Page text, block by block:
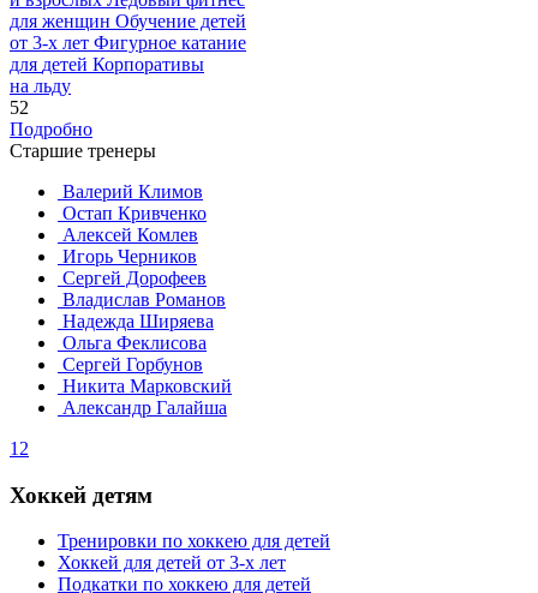
для женщин Обучение детей
от 3-х лет Фигурное катание
для детей Корпоративы
на льду
52
Подробно
Старшие тренеры
Валерий Климов
Остап Кривченко
Алексей Комлев
Игорь Черников
Сергей Дорофеев
Владислав Романов
Надежда Ширяева
Ольга Феклисова
Сергей Горбунов
Никита Марковский
Александр Галайша
1 2
Хоккей детям
Тренировки по хоккею для детей
Хоккей для детей от 3-х лет
Подкатки по хоккею для детей